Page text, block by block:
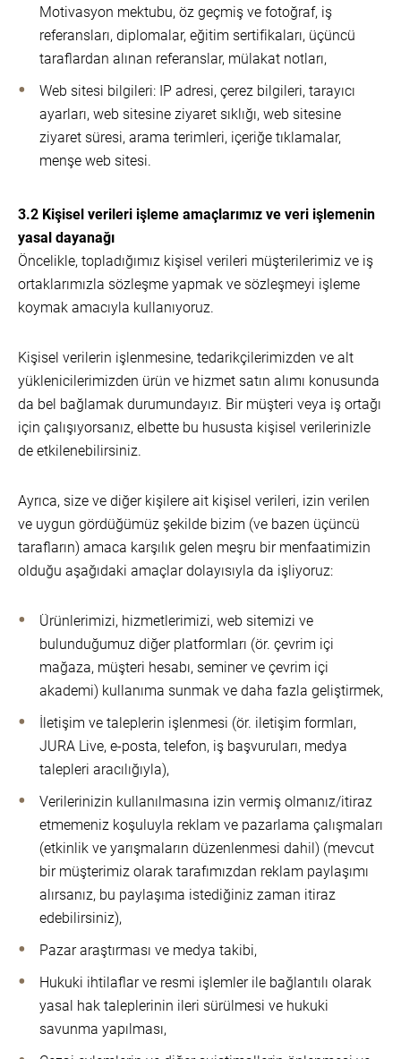
Motivasyon mektubu, öz geçmiş ve fotoğraf, iş
referansları, diplomalar, eğitim sertifikaları, üçüncü
taraflardan alınan referanslar, mülakat notları,
Web sitesi bilgileri: IP adresi, çerez bilgileri, tarayıcı
ayarları, web sitesine ziyaret sıklığı, web sitesine
ziyaret süresi, arama terimleri, içeriğe tıklamalar,
menşe web sitesi.
3.2 Kişisel verileri işleme amaçlarımız ve veri işlemenin
yasal dayanağı
Öncelikle, topladığımız kişisel verileri müşterilerimiz ve iş
ortaklarımızla sözleşme yapmak ve sözleşmeyi işleme
koymak amacıyla kullanıyoruz.
Kişisel verilerin işlenmesine, tedarikçilerimizden ve alt
yüklenicilerimizden ürün ve hizmet satın alımı konusunda
da bel bağlamak durumundayız. Bir müşteri veya iş ortağı
için çalışıyorsanız, elbette bu hususta kişisel verilerinizle
de etkilenebilirsiniz.
Ayrıca, size ve diğer kişilere ait kişisel verileri, izin verilen
ve uygun gördüğümüz şekilde bizim (ve bazen üçüncü
tarafların) amaca karşılık gelen meşru bir menfaatimizin
olduğu aşağıdaki amaçlar dolayısıyla da işliyoruz:
Ürünlerimizi, hizmetlerimizi, web sitemizi ve
bulunduğumuz diğer platformları (ör. çevrim içi
mağaza, müşteri hesabı, seminer ve çevrim içi
akademi) kullanıma sunmak ve daha fazla geliştirmek,
İletişim ve taleplerin işlenmesi (ör. iletişim formları,
JURA Live, e-posta, telefon, iş başvuruları, medya
talepleri aracılığıyla),
Verilerinizin kullanılmasına izin vermiş olmanız/itiraz
etmemeniz koşuluyla reklam ve pazarlama çalışmaları
(etkinlik ve yarışmaların düzenlenmesi dahil) (mevcut
bir müşterimiz olarak tarafımızdan reklam paylaşımı
alırsanız, bu paylaşıma istediğiniz zaman itiraz
edebilirsiniz),
Pazar araştırması ve medya takibi,
Hukuki ihtilaflar ve resmi işlemler ile bağlantılı olarak
yasal hak taleplerinin ileri sürülmesi ve hukuki
savunma yapılması,